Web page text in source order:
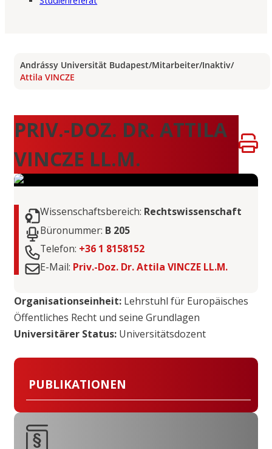
Andrássy Universität Budapest/Mitarbeiter/Inaktiv/
Attila VINCZE
PRIV.-DOZ. DR. ATTILA
VINCZE LL.M.
Wissenschaftsbereich: Rechtswissenschaft
Büronummer: B 205
Telefon: +36 1 8158152
E-Mail: Priv.-Doz. Dr. Attila VINCZE LL.M.
Organisationseinheit: Lehrstuhl für Europäisches
Öffentliches Recht und seine Grundlagen
Universitärer Status: Universitätsdozent
PUBLIKATIONEN